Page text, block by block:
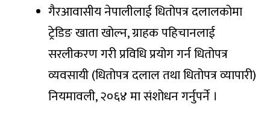
गैरआवासीय नेपालीलाई धितोपत्र दलालकोमा
ट्रेडिङ खाता खोल्न, ग्राहक पहिचानलाई
सरलीकरण गरी प्रविधि प्रयोग गर्न धितोपत्र
व्यवसायी (धितोपत्र दलाल तथा धितोपत्र व्यापारी)
नियमावली, २०६४ मा संशोधन गर्नुपर्ने ।